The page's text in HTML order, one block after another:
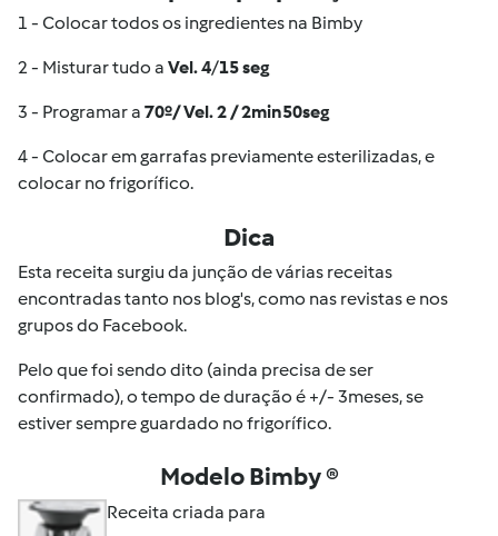
1 - Colocar todos os ingredientes na Bimby
2 - Misturar tudo a Vel. 4/15 seg
3 - Programar a 70º/ Vel. 2 / 2min50seg
4 - Colocar em garrafas previamente esterilizadas, e
colocar no frigorífico.
Dica
Esta receita surgiu da junção de várias receitas
encontradas tanto nos blog's, como nas revistas e nos
grupos do Facebook.
Pelo que foi sendo dito (ainda precisa de ser
confirmado), o tempo de duração é +/- 3meses, se
estiver sempre guardado no frigorífico.
Modelo Bimby ®
Receita criada para